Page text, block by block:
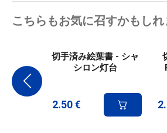
こちらもお気に召すかもし
切手済み絵葉書 - シャ
シロン灯台
2.50 €